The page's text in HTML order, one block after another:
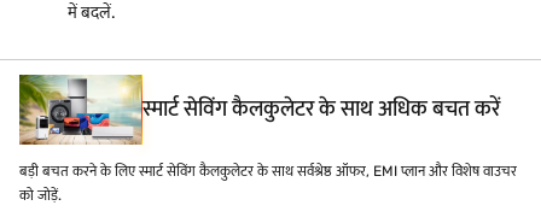
में बदलें.
स्मार्ट सेविंग कैलकुलेटर के साथ अधिक बचत करें
बड़ी बचत करने के लिए स्मार्ट सेविंग कैलकुलेटर के साथ सर्वश्रेष्ठ ऑफर, EMI प्लान और विशेष वाउचर
को जोड़ें.